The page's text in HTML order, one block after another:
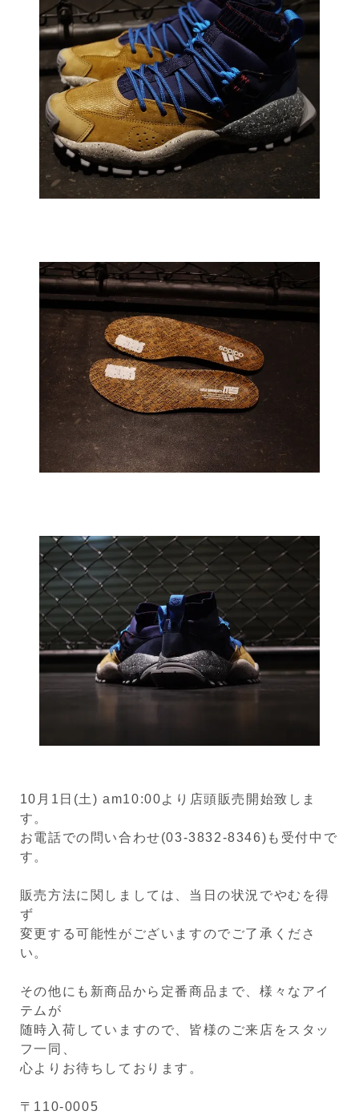
10月1日(土) am10:00より店頭販売開始致しま
す。
お電話での問い合わせ(03-3832-8346)も受付中で
す。
販売方法に関しましては、当日の状況でやむを得
ず
変更する可能性がございますのでご了承くださ
い。
その他にも新商品から定番商品まで、様々なアイ
テムが
随時入荷していますので、皆様のご来店をスタッ
フ一同、
心よりお待ちしております。
〒110-0005